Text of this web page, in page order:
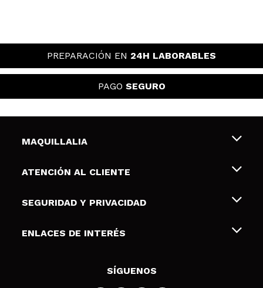
PREPARACIÓN EN 24H LABORABLES
PAGO SEGURO
MAQUILLALIA
Sobre nosotros
Tarjetas de Regalo
ATENCIÓN AL CLIENTE
Envíos y devoluciones
Formas de pago
SEGURIDAD Y PRIVACIDAD
Terminos y condiciones de uso
Política de cookies
ENLACES DE INTERÉS
SÍGUENOS